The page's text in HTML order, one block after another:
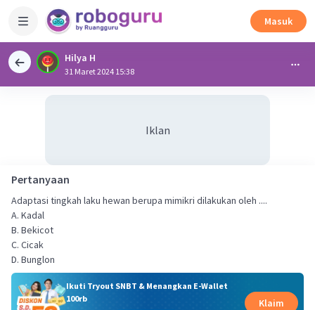
Masuk
Hilya H
31 Maret 2024 15:38
Iklan
Pertanyaan
Adaptasi tingkah laku hewan berupa mimikri dilakukan oleh ....
A. Kadal
B. Bekicot
C. Cicak
D. Bunglon
Ikuti Tryout SNBT & Menangkan E-Wallet
100rb
Klaim